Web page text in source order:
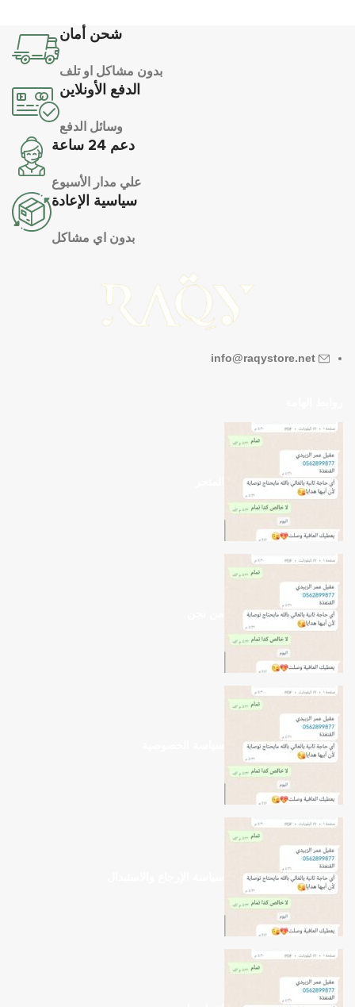
شحن أمان
بدون مشاكل او تلف
الدفع الأونلاين
وسائل الدفع
دعم 24 ساعة
علي مدار الأسبوع
سياسية الإعادة
بدون اي مشاكل
info@raqystore.net